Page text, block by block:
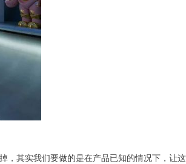
其实我们要做的是在产品已知的情况下，让